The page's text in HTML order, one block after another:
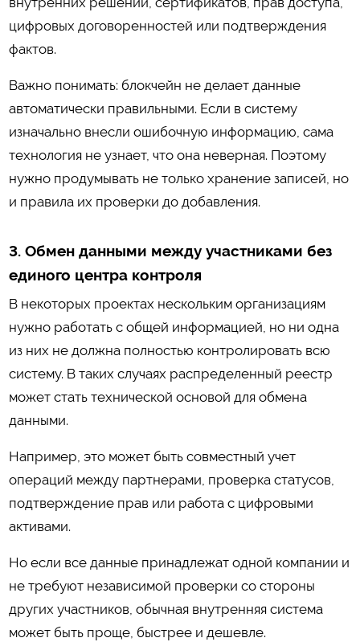
цифровых договоренностей или подтверждения
фактов.
Важно понимать: блокчейн не делает данные
автоматически правильными. Если в систему
изначально внесли ошибочную информацию, сама
технология не узнает, что она неверная. Поэтому
нужно продумывать не только хранение записей, но
и правила их проверки до добавления.
3. Обмен данными между участниками без
единого центра контроля
В некоторых проектах нескольким организациям
нужно работать с общей информацией, но ни одна
из них не должна полностью контролировать всю
систему. В таких случаях распределенный реестр
может стать технической основой для обмена
данными.
Например, это может быть совместный учет
операций между партнерами, проверка статусов,
подтверждение прав или работа с цифровыми
активами.
Но если все данные принадлежат одной компании и
не требуют независимой проверки со стороны
других участников, обычная внутренняя система
может быть проще, быстрее и дешевле.